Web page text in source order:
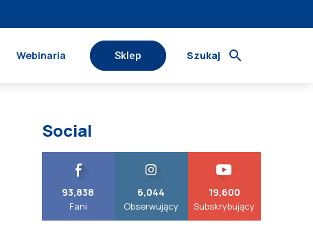
Szukaj
Webinaria Sklep
Social
93,838
Fani
6,044
Obserwujący
19,600
Subskrybujący